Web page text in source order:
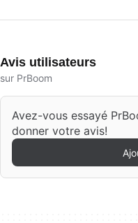
Avis utilisateurs
sur PrBoom
Avez-vous essayé
donner votre avis!